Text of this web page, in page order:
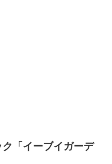
ク「イーブイガーデ